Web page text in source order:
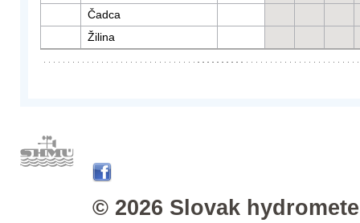
Čadca
Žilina
© 2026 Slovak